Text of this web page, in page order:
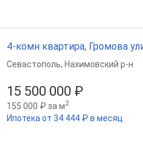
4-комн квартира, Громова
15 500 000 ₽
155 000 ₽ за м2
Ипотека от 34 444 ₽ в месяц
Севастополь, Нахимовский р-н